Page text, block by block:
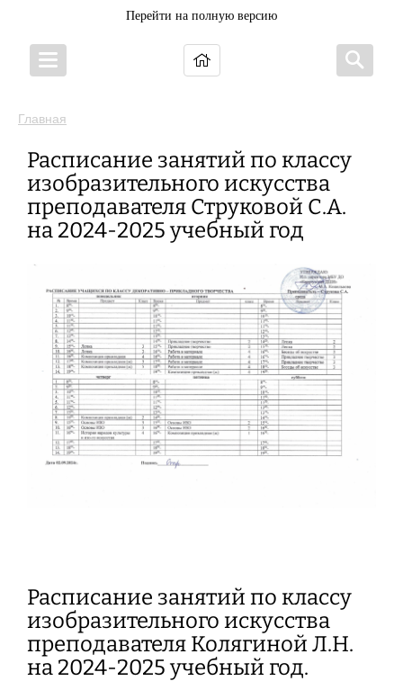
Перейти на полную версию
Главная
Расписание занятий по классу
изобразительного искусства
преподавателя Струковой С.А.
на 2024-2025 учебный год
Расписание занятий по классу
изобразительного искусства
преподавателя Колягиной Л.Н.
на 2024-2025 учебный год.